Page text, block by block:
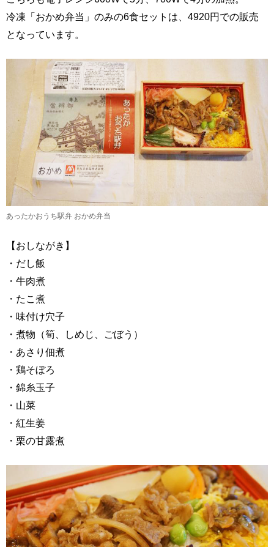
冷凍「おかめ弁当」のみの6食セットは、4920円での販売
となっています。
あったかおうち駅弁 おかめ弁当
【おしながき】
・だし飯
・牛肉煮
・たこ煮
・味付け穴子
・煮物（筍、しめじ、ごぼう）
・あさり佃煮
・鶏そぼろ
・錦糸玉子
・山菜
・紅生姜
・栗の甘露煮